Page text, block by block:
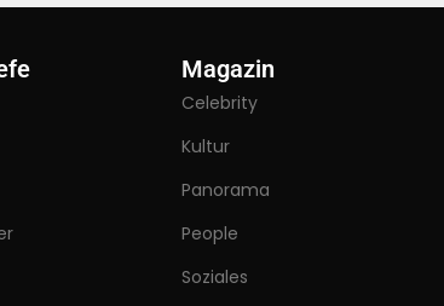
Magazin
Celebrity
Kultur
Panorama
People
Soziales